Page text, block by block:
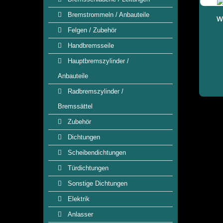
Bremstrommeln / Anbauteile
Felgen / Zubehör
Handbremsseile
Hauptbremszylinder /
Anbauteile
Radbremszylinder /
Bremssättel
Zubehör
Dichtungen
Scheibendichtungen
Türdichtungen
Sonstige Dichtungen
Elektrik
Anlasser